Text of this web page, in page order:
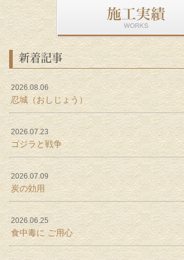
新着記事
2026.08.06
忍城（おしじょう）
2026.07.23
ゴジラと戦争
2026.07.09
炭の効用
2026.06.25
食中毒に ご用心